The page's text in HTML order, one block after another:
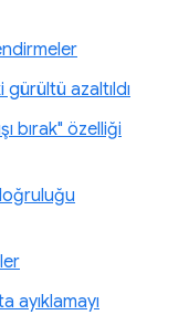
azaltıldı
bırak" özelliği
ayıklamayı